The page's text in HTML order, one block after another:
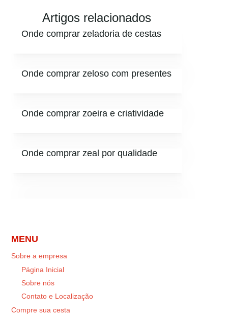
Artigos relacionados
Onde comprar zeladoria de cestas
Onde comprar zeloso com presentes
Onde comprar zoeira e criatividade
Onde comprar zeal por qualidade
MENU
Sobre a empresa
Página Inicial
Sobre nós
Contato e Localização
Compre sua cesta